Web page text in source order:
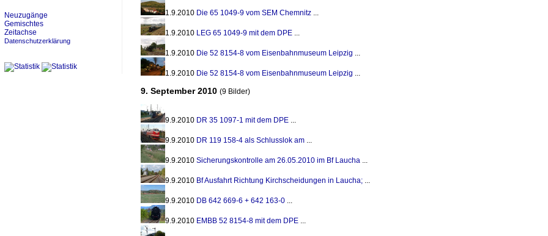
1.9.2010 Die 65 1049-9 vom SEM Chemnitz ...
1.9.2010 LEG 65 1049-9 mit dem DPE ...
1.9.2010 Die 52 8154-8 vom Eisenbahnmuseum Leipzig ...
1.9.2010 Die 52 8154-8 vom Eisenbahnmuseum Leipzig ...
9. September 2010 (9 Bilder)
9.9.2010 DR 35 1097-1 mit dem DPE ...
9.9.2010 DR 119 158-4 als Schlusslok am ...
9.9.2010 Sicherungskontrolle am 26.05.2010 im Bf Laucha ...
9.9.2010 Bf Ausfahrt Richtung Kirchscheidungen in Laucha; ...
9.9.2010 DB 642 669-6 + 642 163-0 ...
9.9.2010 EMBB 52 8154-8 mit dem DPE ...
Neuzugänge
Gemischtes
Zeitachse
Datenschutzerklärung